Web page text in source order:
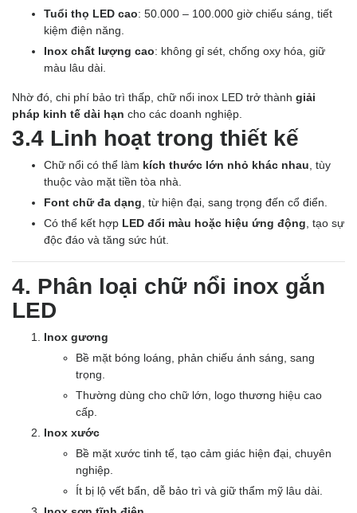
Tuổi thọ LED cao: 50.000 – 100.000 giờ chiếu sáng, tiết
kiệm điện năng.
Inox chất lượng cao: không gỉ sét, chống oxy hóa, giữ
màu lâu dài.
Nhờ đó, chi phí bảo trì thấp, chữ nổi inox LED trở thành giải
pháp kinh tế dài hạn cho các doanh nghiệp.
3.4 Linh hoạt trong thiết kế
Chữ nổi có thể làm kích thước lớn nhỏ khác nhau , tùy
thuộc vào mặt tiền tòa nhà.
Font chữ đa dạng , từ hiện đại, sang trọng đến cổ điển.
Có thể kết hợp LED đổi màu hoặc hiệu ứng động , tạo sự
độc đáo và tăng sức hút.
4. Phân loại chữ nổi inox gắn
LED
Inox gương
Bề mặt bóng loáng, phản chiếu ánh sáng, sang
trọng.
Thường dùng cho chữ lớn, logo thương hiệu cao
cấp.
Inox xước
Bề mặt xước tinh tế, tạo cảm giác hiện đại, chuyên
nghiệp.
Ít bị lộ vết bẩn, dễ bảo trì và giữ thẩm mỹ lâu dài.